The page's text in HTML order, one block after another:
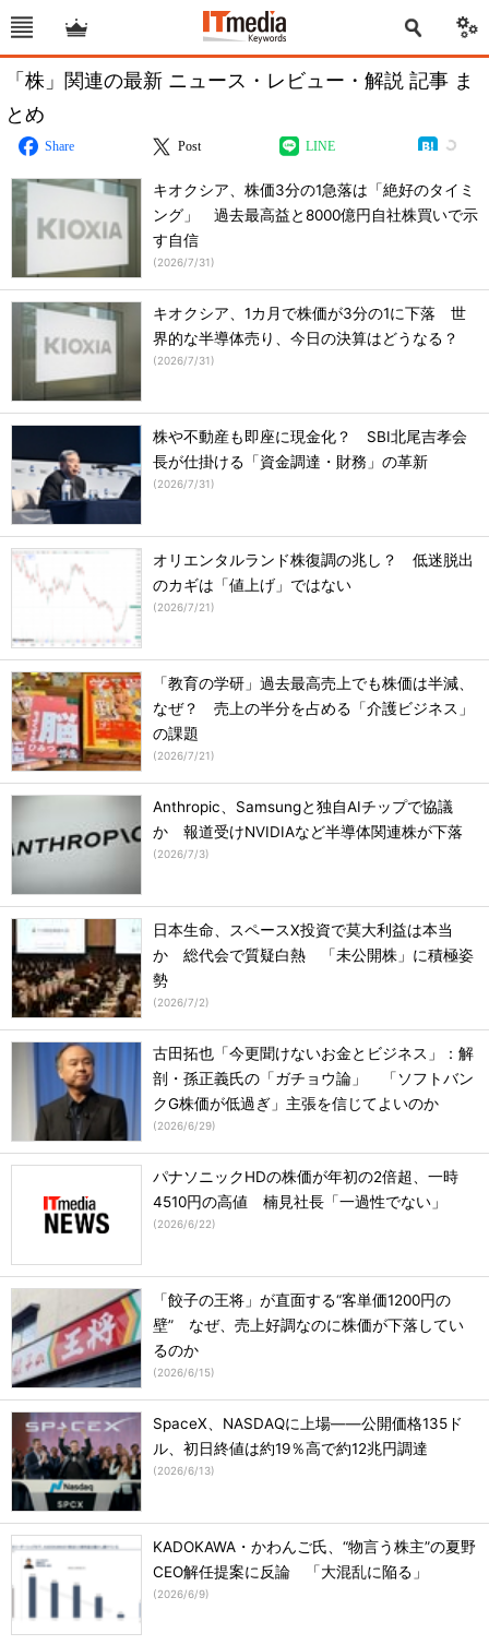
「株」関連の最新 ニュース・レビュー・解説 記事 ま
とめ
Share Post LINE
キオクシア、株価3分の1急落は「絶好のタイミ
ング」 過去最高益と8000億円自社株買いで示
す自信
(2026/7/31)
キオクシア、1カ月で株価が3分の1に下落 世
界的な半導体売り、今日の決算はどうなる？
(2026/7/31)
株や不動産も即座に現金化？ SBI北尾吉孝会
長が仕掛ける「資金調達・財務」の革新
(2026/7/31)
オリエンタルランド株復調の兆し？ 低迷脱出
のカギは「値上げ」ではない
(2026/7/21)
「教育の学研」過去最高売上でも株価は半減、
なぜ？ 売上の半分を占める「介護ビジネス」
の課題
(2026/7/21)
Anthropic、Samsungと独自AIチップで協議
か 報道受けNVIDIAなど半導体関連株が下落
(2026/7/3)
日本生命、スペースX投資で莫大利益は本当
か 総代会で質疑白熱 「未公開株」に積極姿
勢
(2026/7/2)
古田拓也「今更聞けないお金とビジネス」：解
剖・孫正義氏の「ガチョウ論」 「ソフトバン
クG株価が低過ぎ」主張を信じてよいのか
(2026/6/29)
パナソニックHDの株価が年初の2倍超、一時
4510円の高値 楠見社長「一過性でない」
(2026/6/22)
「餃子の王将」が直面する“客単価1200円の
壁” なぜ、売上好調なのに株価が下落してい
るのか
(2026/6/15)
SpaceX、NASDAQに上場――公開価格135ド
ル、初日終値は約19％高で約12兆円調達
(2026/6/13)
KADOKAWA・かわんご氏、“物言う株主”の夏野
CEO解任提案に反論 「大混乱に陥る」
(2026/6/9)